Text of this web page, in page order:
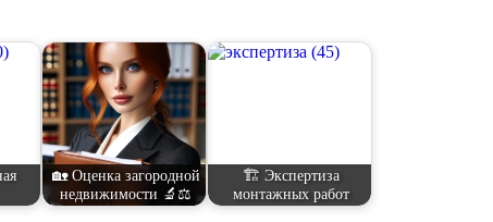
🏡 Оценка загородной
недвижимости 🔬⚖️
🏗️ Экспертиза
монтажных работ